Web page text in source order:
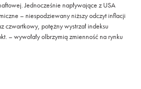
Jednocześnie napływające z USA
– niespodziewany niższy odczyt inflacji
czwartkowy, potężny wystrzał indeksu
– wywołały olbrzymią zmienność na rynku